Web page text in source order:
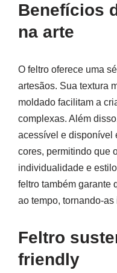
Benefícios
na arte
O feltro oferece uma
artesãos. Sua textura
moldado facilitam a
complexas. Além
acessível e disponível
cores, permitindo que
individualidade e
feltro também garante
ao tempo, tornando-
Feltro
friendly